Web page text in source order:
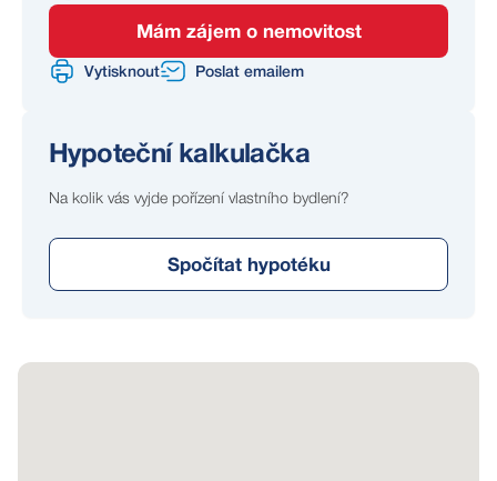
Mám zájem o nemovitost
Vytisknout Poslat emailem
Hypoteční kalkulačka
Na kolik vás vyjde pořízení vlastního bydlení?
Spočítat hypotéku